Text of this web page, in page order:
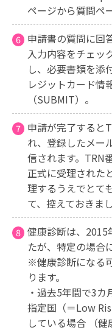
ページから質問ペ
申請書の質問に回
入力内容をチェッ
し、必要書類を添
レジットカード情
（SUBMIT）。
申請が完了すると
れ、登録したメー
信されます。TRN
正式に受理された
理するうえでとて
て、控えておきま
健康診断は、2015
たが、特定の場合
※健康診断になる
ります。
・過去5年間で3
指定国（＝Low
している場合 （